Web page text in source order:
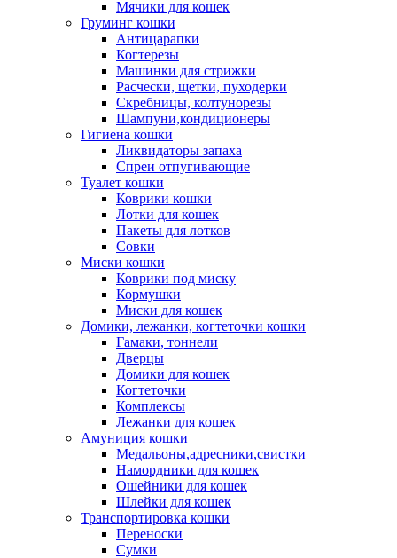
Мячики для кошек
Груминг кошки
Антицарапки
Когтерезы
Машинки для стрижки
Расчески, щетки, пуходерки
Скребницы, колтунорезы
Шампуни,кондиционеры
Гигиена кошки
Ликвидаторы запаха
Спреи отпугивающие
Туалет кошки
Коврики кошки
Лотки для кошек
Пакеты для лотков
Совки
Миски кошки
Коврики под миску
Кормушки
Миски для кошек
Домики, лежанки, когтеточки кошки
Гамаки, тоннели
Дверцы
Домики для кошек
Когтеточки
Комплексы
Лежанки для кошек
Амуниция кошки
Медальоны,адресники,свистки
Намордники для кошек
Ошейники для кошек
Шлейки для кошек
Транспортировка кошки
Переноски
Сумки